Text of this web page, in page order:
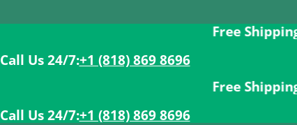
Free Shipping for
Call Us 24/7:ㅤ+1 (818) 869 8696
Free Shipping for
Call Us 24/7:ㅤ+1 (818) 869 8696